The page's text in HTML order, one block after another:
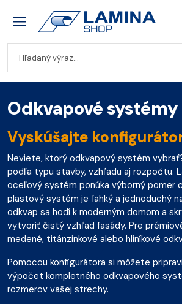
Odkvapové systémy
Vyskúšajte
Neviete, ktorý odkvapový systém
podľa typu stavby, vzhľadu aj rozpočtu.
oceľový systém ponúka výborný pomer
plastový systém je ľahký a jednoduchý
odkvap sa hodí k moderným domom a
vytvoriť čistý vzhľad fasády. Pre
medené, titánzinkové alebo hliníkové
Pomocou konfigurátora si môžete
výpočet kompletného odkvapového
rozmerov vašej strechy.